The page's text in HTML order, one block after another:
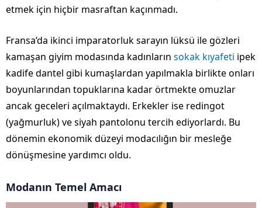
etmek için hiçbir masraftan kaçınmadı.
Fransa’da ikinci imparatorluk sarayın lüksü ile gözleri
kamaşan giyim modasında kadınların sokak kıyafeti ipek
kadife dantel gibi kumaşlardan yapılmakla birlikte onları
boyunlarından topuklarına kadar örtmekte omuzlar
ancak geceleri açılmaktaydı. Erkekler ise redingot
(yağmurluk) ve siyah pantolonu tercih ediyorlardı. Bu
dönemin ekonomik düzeyi modacılığın bir mesleğe
dönüşmesine yardımcı oldu.
Modanın Temel Amacı